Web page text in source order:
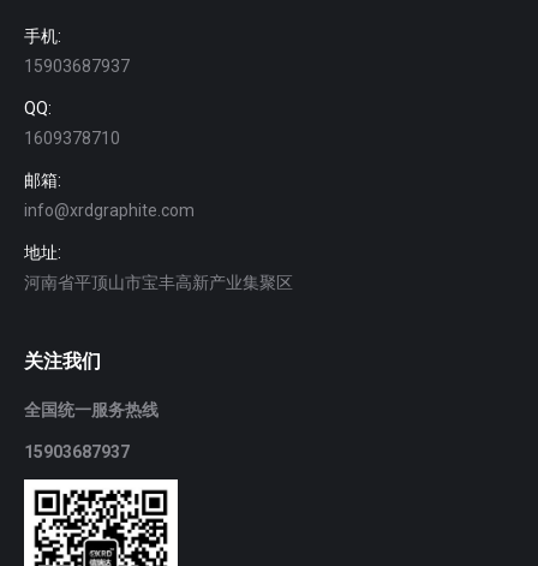
手机:
15903687937
QQ:
1609378710
邮箱:
info@xrdgraphite.com
地址:
河南省平顶山市宝丰高新产业集聚区
关注我们
全国统一服务热线
15903687937